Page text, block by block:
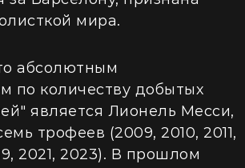
мира.
абсолютным
по количеству добытых
является Лионель Месси,
трофеев (2009, 2010, 2011,
2021, 2023). В прошлом